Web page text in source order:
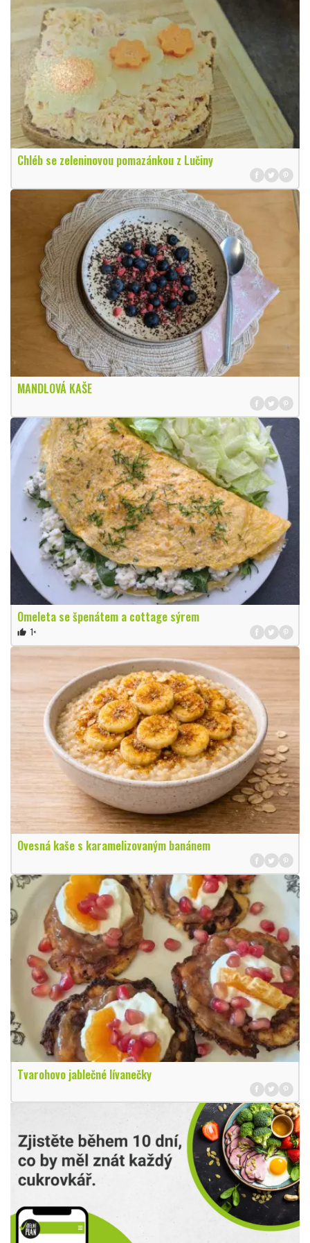
Chléb se zeleninovou pomazánkou z Lučiny
MANDLOVÁ KAŠE
Omeleta se špenátem a cottage sýrem
thumb_up 1×
Ovesná kaše s karamelizovaným banánem
Tvarohovo jablečné lívanečky